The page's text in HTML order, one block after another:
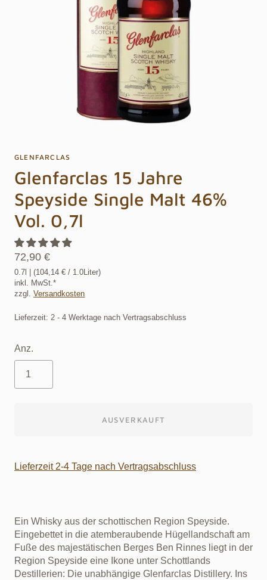
GLENFARCLAS
Glenfarclas 15 Jahre
Speyside Single Malt 46%
Vol. 0,7l
72,90 €
0.7l | (104,14 € / 1.0Liter)
inkl. MwSt.*
zzgl. Versandkosten
Lieferzeit: 2 - 4 Werktage nach Vertragsabschluss
Anz.
AUSVERKAUFT
Lieferzeit 2-4 Tage nach Vertragsabschluss
Ein Whisky aus der schottischen Region Speyside.
Eingebettet in die atemberaubende Hügellandschaft am
Fuße des majestätischen Berges Ben Rinnes liegt in der
Region Speyside eine Ikone unter Schottlands
Destillerien: Die unabhängige Glenfarclas Distillery. Ins